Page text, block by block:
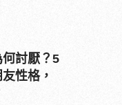
討厭？5
性格，